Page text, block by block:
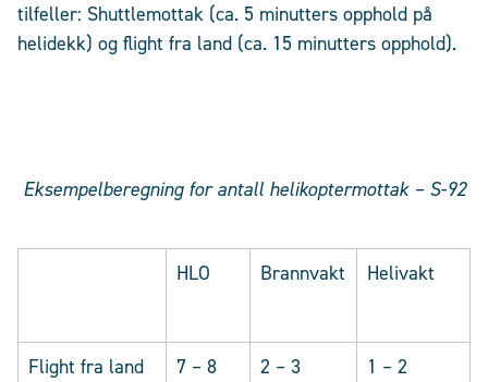
tilfeller: Shuttlemottak (ca. 5 minutters opphold på
helidekk) og flight fra land (ca. 15 minutters opphold).
Eksempelberegning for antall helikoptermottak – S-92
HLO Brannvakt Helivakt
Flight fra land
7 – 8 2 – 3 1 – 2